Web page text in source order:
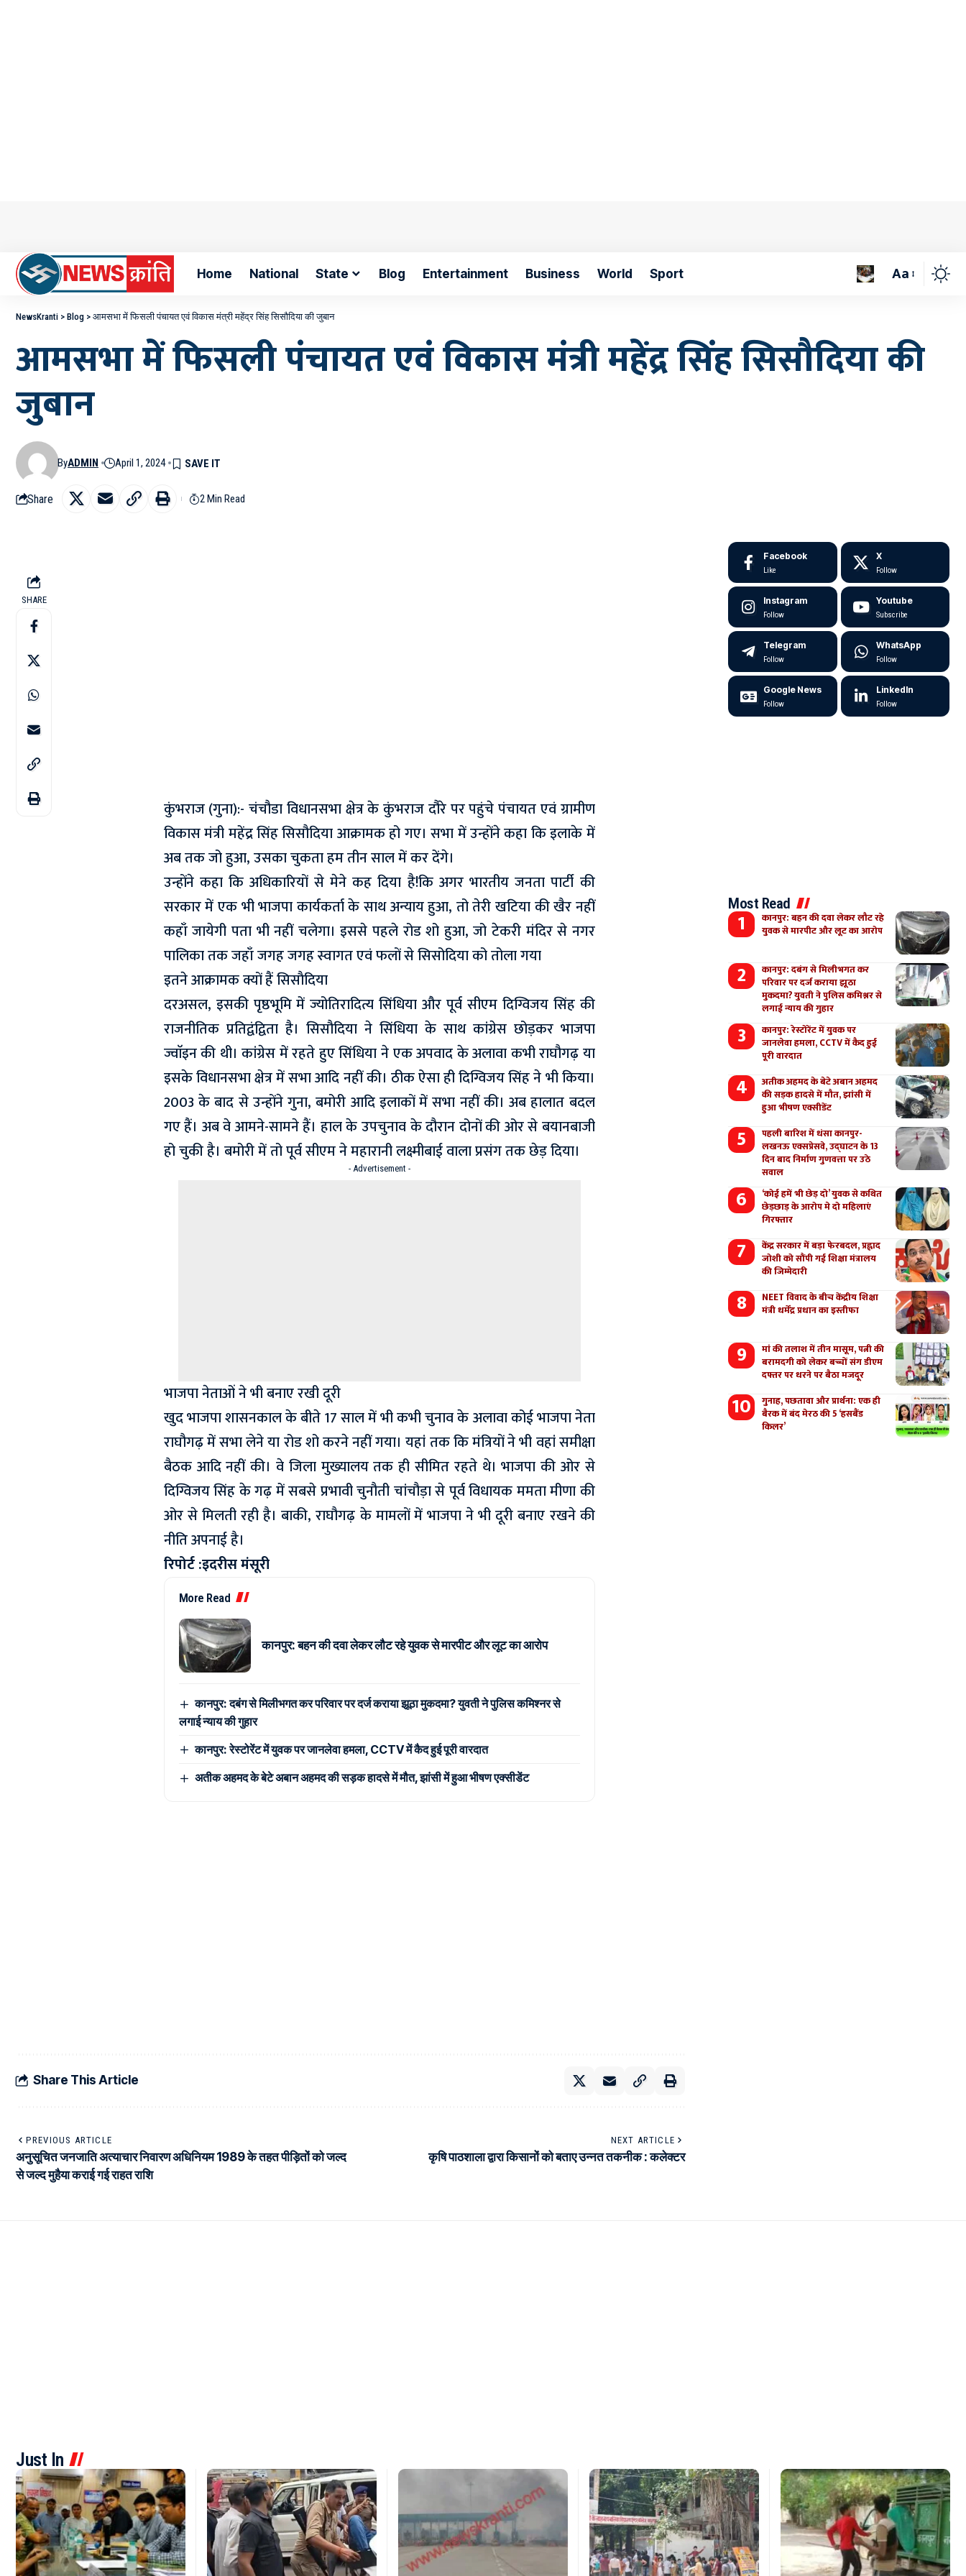
Home National State Blog Entertainment Business World Sport Aa
NewsKranti > Blog > आमसभा में फिसली पंचायत एवं विकास मंत्री महेंद्र सिंह सिसौदिया की जुबान
आमसभा में फिसली पंचायत एवं विकास मंत्री महेंद्र सिंह सिसौदिया की
जुबान
ByADMIN April 1, 2024
Share 2 Min Read
SHARE
कुंभराज (गुना):- चंचौडा विधानसभा क्षेत्र के कुंभराज दौरे पर पहुंचे पंचायत एवं ग्रामीण
विकास मंत्री महेंद्र सिंह सिसौदिया आक्रामक हो गए। सभा में उन्होंने कहा कि इलाके में
अब तक जो हुआ, उसका चुकता हम तीन साल में कर देंगे।
उन्होंने कहा कि अधिकारियों से मेने कह दिया है!कि अगर भारतीय जनता पार्टी की
सरकार में एक भी भाजपा कार्यकर्ता के साथ अन्याय हुआ, तो तेरी खटिया की खैर नहीं
कहाँ जायेगी पता भी नहीं चलेगा। इससे पहले रोड शो हुआ, जो टेकरी मंदिर से नगर
पालिका तक जहाँ जगह जगह स्वागत एवं फलों से सिसोदिया को तोला गया
इतने आक्रामक क्यों हैं सिसाैदिया
दरअसल, इसकी पृष्ठभूमि में ज्योतिरादित्य सिंधिया और पूर्व सीएम दिग्विजय सिंह की
राजनीतिक प्रतिद्वंद्विता है। सिसौदिया ने सिंधिया के साथ कांग्रेस छोड़कर भाजपा
ज्वाॅइन की थी। कांग्रेस में रहते हुए सिंधिया ने एक अपवाद के अलावा कभी राघौगढ़ या
इसके विधानसभा क्षेत्र में सभा आदि नहीं की। ठीक ऐसा ही दिग्विजय सिंह ने भी किया।
2003 के बाद से उन्होंने गुना, बमोरी आदि इलाकों में सभा नहीं की। अब हालात बदल
गए हैं। अब वे आमने-सामने हैं। हाल के उपचुनाव के दौरान दोनों की ओर से बयानबाजी
हो चुकी है। बमोरी में तो पूर्व सीएम ने महारानी लक्ष्मीबाई वाला प्रसंग तक छेड़ दिया।
- Advertisement -
भाजपा नेताओं ने भी बनाए रखी दूरी
खुद भाजपा शासनकाल के बीते 17 साल में भी कभी चुनाव के अलावा कोई भाजपा नेता
राघौगढ़ में सभा लेने या रोड शो करने नहीं गया। यहां तक कि मंत्रियों ने भी वहां समीक्षा
बैठक आदि नहीं की। वे जिला मुख्यालय तक ही सीमित रहते थे। भाजपा की ओर से
दिग्विजय सिंह के गढ़ में सबसे प्रभावी चुनौती चांचौड़ा से पूर्व विधायक ममता मीणा की
ओर से मिलती रही है। बाकी, राघौगढ़ के मामलों में भाजपा ने भी दूरी बनाए रखने की
नीति अपनाई है।
रिपोर्ट :इदरीस मंसूरी
More Read
कानपुर: बहन की दवा लेकर लौट रहे युवक से मारपीट और लूट का आरोप
कानपुर: दबंग से मिलीभगत कर परिवार पर दर्ज कराया झूठा मुकदमा? युवती ने पुलिस कमिश्नर से
लगाई न्याय की गुहार
कानपुर: रेस्टोरेंट में युवक पर जानलेवा हमला, CCTV में कैद हुई पूरी वारदात
अतीक अहमद के बेटे अबान अहमद की सड़क हादसे में मौत, झांसी में हुआ भीषण एक्सीडेंट
Share This Article
PREVIOUS ARTICLE
अनुसूचित जनजाति अत्याचार निवारण अधिनियम 1989 के तहत पीड़ितों को जल्द
से जल्द मुहैया कराई गई राहत राशि
NEXT ARTICLE
कृषि पाठशाला द्वारा किसानों को बताए उन्नत तकनीक : कलेक्टर
Facebook
Like
X
Follow
Instagram
Follow
Youtube
Subscribe
Telegram
Follow
WhatsApp
Follow
Google News
Follow
LinkedIn
Follow
Most Read
कानपुर: बहन की दवा लेकर लौट रहे
युवक से मारपीट और लूट का आरोप
कानपुर: दबंग से मिलीभगत कर
परिवार पर दर्ज कराया झूठा
मुकदमा? युवती ने पुलिस कमिश्नर से
लगाई न्याय की गुहार
कानपुर: रेस्टोरेंट में युवक पर
जानलेवा हमला, CCTV में कैद हुई
पूरी वारदात
अतीक अहमद के बेटे अबान अहमद
की सड़क हादसे में मौत, झांसी में
हुआ भीषण एक्सीडेंट
पहली बारिश में धंसा कानपुर-
लखनऊ एक्सप्रेसवे, उद्घाटन के 13
दिन बाद निर्माण गुणवत्ता पर उठे
सवाल
‘कोई हमें भी छेड़ दो’ युवक से कथित
छेड़छाड़ के आरोप मे दो महिलाएं
गिरफ्तार
केंद्र सरकार में बड़ा फेरबदल, प्रह्लाद
जोशी को सौंपी गई शिक्षा मंत्रालय
की जिम्मेदारी
NEET विवाद के बीच केंद्रीय शिक्षा
मंत्री धर्मेंद्र प्रधान का इस्तीफा
मां की तलाश में तीन मासूम, पत्नी की
बरामदगी को लेकर बच्चों संग डीएम
दफ्तर पर धरने पर बैठा मजदूर
गुनाह, पछतावा और प्रार्थना: एक ही
बैरक में बंद मेरठ की 5 ‘हसबैंड
किलर’
Just In